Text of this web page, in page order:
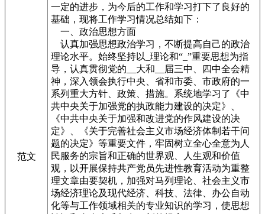
范文
一定的进步，为今后的工作和学习打下了良好的
基础，现将工作学习情况总结如下：
一、政治思想方面
认真加强思想政治学习，不断提高自己的政治
理论水平。始终坚持以_理论和“_”重要思想为指
导，认真贯彻党的__ 大和__
届三中、四中全会精
神，深入领会执行中央、省和市委、市政府的一
系列重大方针、政策、措施。系统地学习了《中
共中央关于加强党的执政能力建设的决定》、
《中共中央关于加强和改进党的作风建设的决
定》、《关于完善社会主义市场经济体制若干问
题的决定》等重要文件，牢固树立全心全意为人
民服务的宗旨和正确的世界观、人生观和价值
观，以开展保持共产党员先进性教育活动为重整
理文章由要契机，加强对马列理论、社会主义市
场经济理论及现代经济、科技、法律、办公自动
化等与工作领域相关的专业知识的学习，使思想